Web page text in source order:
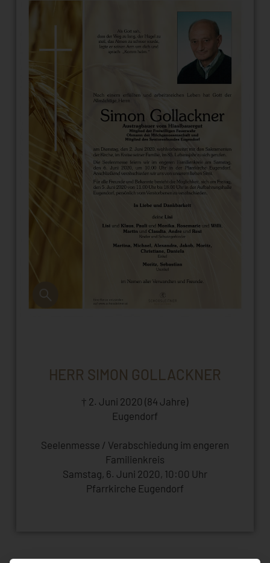
HERR SIMON GOLLACKNER
† 2. Juni 2020 (84 Jahre)
Eugendorf
Seelenmesse / Verabschiedung im engeren
Familienkreis
Samstag, 6. Juni 2020, 10:00 Uhr
Pfarrkirche Eugendorf